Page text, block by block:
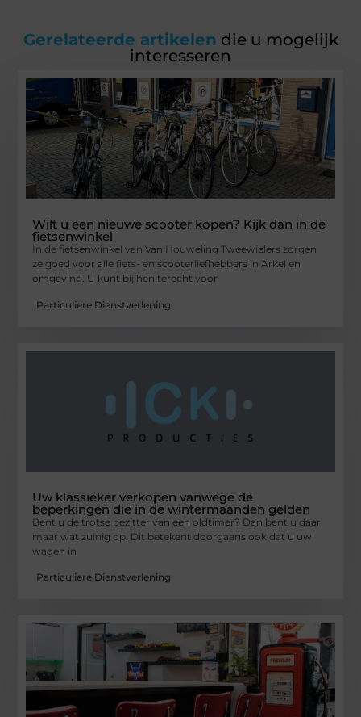
Gerelateerde artikelen die u mogelijk
interesseren
Wilt u een nieuwe scooter kopen? Kijk dan in de
fietsenwinkel
In de fietsenwinkel van Van Houweling Tweewielers zorgen
ze goed voor alle fiets- en scooterliefhebbers in Arkel en
omgeving. U kunt bij hen terecht voor
Particuliere Dienstverlening
Uw klassieker verkopen vanwege de
beperkingen die in de wintermaanden gelden
Bent u de trotse bezitter van een oldtimer? Dan bent u daar
maar wat zuinig op. Dit betekent doorgaans ook dat u uw
wagen in
Particuliere Dienstverlening